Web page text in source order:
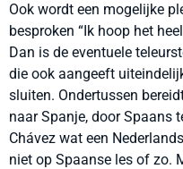
Ook wordt een mogelijke
besproken “Ik hoop het
Dan is de eventuele
die ook aangeeft
sluiten. Ondertussen
naar Spanje, door Spaans
Chávez wat een
niet op Spaanse les of zo.